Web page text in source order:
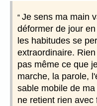
Je sens ma main
déformer de jour
les habitudes se
extraordinaire.
pas même ce que
marche, la parole,
sable mobile de
ne retient rien